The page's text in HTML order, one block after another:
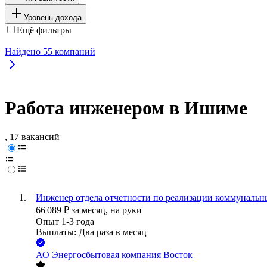
Уровень дохода
Ещё фильтры
Найдено 55 компаний
Работа инженером в Ишиме
, 17 вакансий
Инженер отдела отчетности по реализации
66 089 ₽ за месяц, на руки
Опыт 1-3 года
Выплаты: Два раза в месяц
АО Энергосбытовая компания Восток